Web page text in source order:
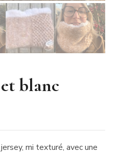
blanc
mi texturé, avec une